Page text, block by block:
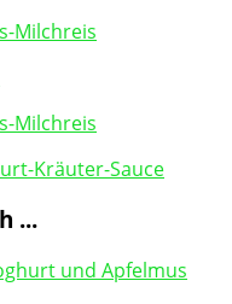
Kräuter-Sauce
...